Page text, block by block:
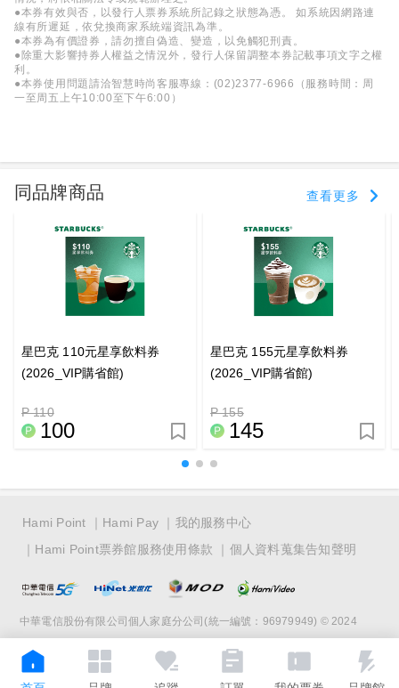
●本券有效與否，以發行人票券系統所記錄之狀態為憑。 如系統因網路連
線有所遲延，依兌換商家系統端資訊為準。
●本券為有價證券，請勿擅自偽造、變造，以免觸犯刑責。
●除重大影響持券人權益之情況外，發行人保留調整本券記載事項文字之權
利。
●本券使用問題請洽智慧時尚客服專線：(02)2377-6966（服務時間：周
一至周五上午10:00至下午6:00）
同品牌商品 查看更多
星巴克 110元星享飲料券
(2026_VIP購省館)
P 110
100
星巴克 155元星享飲料券
(2026_VIP購省館)
P 155
145
Hami Point Hami Pay
我的服務中心
Hami Point票券館服務使用條款
個人資料蒐集告知聲明
中華電信股份有限公司個人家庭分公司(統一編號：96979949) © 2024